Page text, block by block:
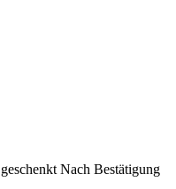
Nach Bestätigung